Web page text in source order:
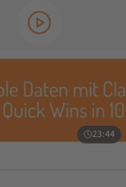
23:44